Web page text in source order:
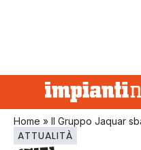
Home » Il Gruppo Jaquar
ATTUALITÀ